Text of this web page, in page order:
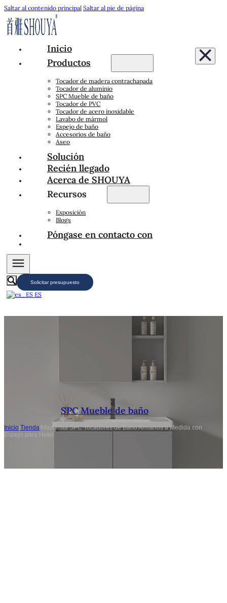
Saltar al contenido principal Saltar al pie de página
Inicio
Productos
Tocador de madera contrachapada
Tocador de aluminio
SPC Mueble de baño
Tocador de PVC
Tocador de acero inoxidable
Lavabo de mármol
Espejo de baño
Accesorios de baño
Aseo
Solución
Recién llegado
Acerca de SHOUYA
Recursos
Exposición
Blogs
Póngase en contacto con
Solicitar presupuesto
ES
SPC Mueble de baño
Inicio/Tienda/Mayorista SPC Tocadores de Baño Armarios a Medida con
Espejo para Hotel